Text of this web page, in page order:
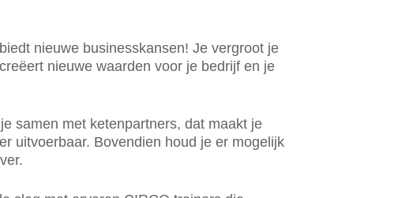
nieuwe businesskansen! Je vergroot je
nieuwe waarden voor je bedrijf en je
samen met ketenpartners, dat maakt je
uitvoerbaar. Bovendien houd je er mogelijk